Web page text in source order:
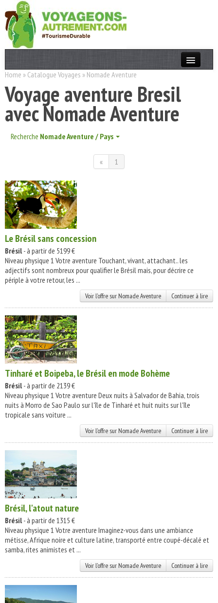
Actualités
T. Responsable
Destinations
Acteurs
Home » Catalogue Voyages » Nomade Aventure
Voyage aventure Bresil
avec Nomade Aventure
Recherche Nomade Aventure / Pays
« 1
Le Brésil sans concession
Brésil- à partir de 5199 €
Niveau physique 1 Votre aventure Touchant, vivant, attachant.. les
adjectifs sont nombreux pour qualifier le Brésil mais, pour décrire ce
périple à votre retour, les ...
Voir l'offre sur Nomade Aventure Continuer à lire
Tinharé et Boipeba, le Brésil en mode Bohème
Brésil- à partir de 2139 €
Niveau physique 1 Votre aventure Deux nuits à Salvador de Bahia, trois
nuits à Morro de Sao Paulo sur l'île de Tinharé et huit nuits sur l'île
tropicale sans voiture ...
Voir l'offre sur Nomade Aventure Continuer à lire
Brésil, l'atout nature
Brésil- à partir de 1315 €
Niveau physique 1 Votre aventure Imaginez-vous dans une ambiance
métisse, Afrique noire et culture latine, transporté entre coupé-décalé et
samba, rites animistes et ...
Voir l'offre sur Nomade Aventure Continuer à lire